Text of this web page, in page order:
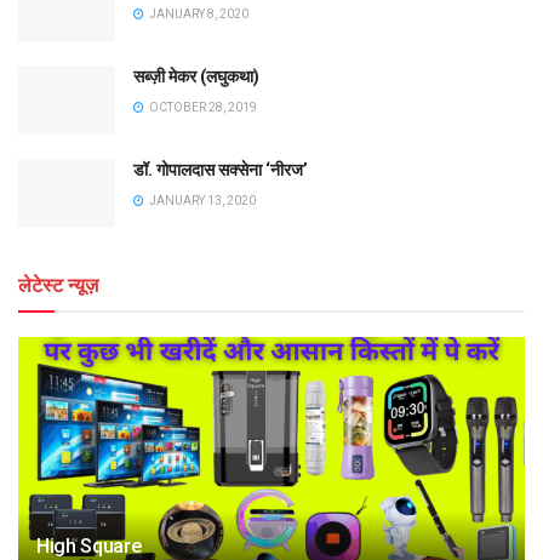
JANUARY 8, 2020
सब्ज़ी मेकर (लघुकथा)
OCTOBER 28, 2019
डॉ. गोपालदास सक्सेना ‘नीरज’
JANUARY 13, 2020
लेटेस्ट न्यूज़
High Square